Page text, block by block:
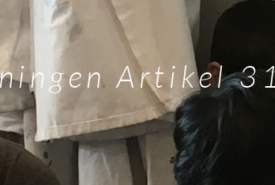
Artikel